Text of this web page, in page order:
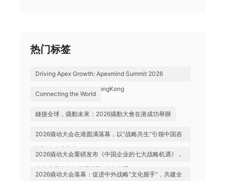
热门标签
Driving Apex Growth: Apexmind Summit 2026
Successfully Held in HongKong
Connecting the World
鏈接全球，撬動未來：2026撬動大會在港成功舉辦
2026撬动大会在港圆满落幕，以“战略共生”引领中国咨
询迈向全球高地
2026撬动大会重磅发布《中国企业的七大战略机遇》，
助力中国实践与世界视野“文化握手”
2026撬动大会落幕：促进中外战略“文化握手”，共建全